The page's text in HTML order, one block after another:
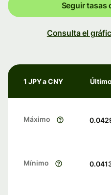
Seguir tasas
Consulta el
1 JPY a CNY
Máximo
Mínimo